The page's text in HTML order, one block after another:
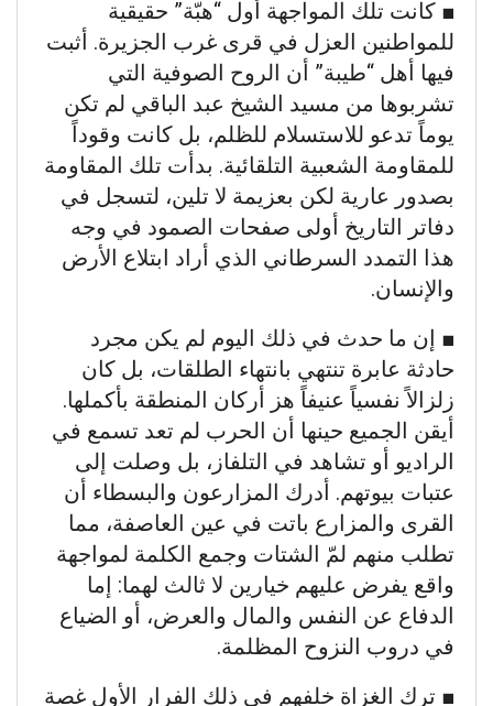
​■ كانت تلك المواجهة أول “هبّة” حقيقية
للمواطنين العزل في قرى غرب الجزيرة. أثبت
فيها أهل “طيبة” أن الروح الصوفية التي
تشربوها من مسيد الشيخ عبد الباقي لم تكن
يوماً تدعو للاستسلام للظلم، بل كانت وقوداً
للمقاومة الشعبية التلقائية. بدأت تلك المقاومة
بصدور عارية لكن بعزيمة لا تلين، لتسجل في
دفاتر التاريخ أولى صفحات الصمود في وجه
هذا التمدد السرطاني الذي أراد ابتلاع الأرض
والإنسان.
​■ إن ما حدث في ذلك اليوم لم يكن مجرد
حادثة عابرة تنتهي بانتهاء الطلقات، بل كان
زلزالاً نفسياً عنيفاً هز أركان المنطقة بأكملها.
أيقن الجميع حينها أن الحرب لم تعد تسمع في
الراديو أو تشاهد في التلفاز، بل وصلت إلى
عتبات بيوتهم. أدرك المزارعون والبسطاء أن
القرى والمزارع باتت في عين العاصفة، مما
تطلب منهم لمّ الشتات وجمع الكلمة لمواجهة
واقع يفرض عليهم خيارين لا ثالث لهما: إما
الدفاع عن النفس والمال والعرض، أو الضياع
في دروب النزوح المظلمة.
​■ ترك الغزاة خلفهم في ذلك الفرار الأول غصة